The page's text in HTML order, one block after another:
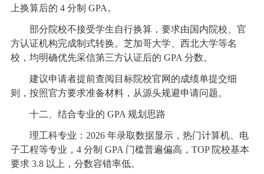
上换算后的 4 分制 GPA。
部分院校不接受学生自行换算，要求由国内院校、官
方认证机构完成制式转换。芝加哥大学、西北大学等名
校，均明确优先采信第三方认证后的 GPA 分数。
建议申请者提前查阅目标院校官网的成绩单提交细
则，按照官方要求准备材料，从源头规避申请问题。
十二、结合专业的 GPA 规划思路
理工科专业：2026 年录取数据显示，热门计算机、电
子工程等专业，4 分制 GPA 门槛普遍偏高，TOP 院校基本
要求 3.8 以上，分数容错率低。